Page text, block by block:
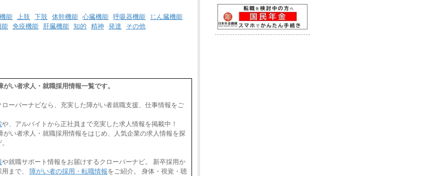
月給223,000円～
・試用期間中も給与変更なし
能 上肢 下肢 体幹機能 心臓機能 呼吸器機能
じん臓機能
能 免疫機能 肝臓機能 知的 精神 発達 その他
い者求人・就職採用情報一覧です。
ローバーナビなら、充実した障がい者就職支援、仕事情報をご
や、アルバイトから正社員まで充実した求人情報を掲載中！
がい者求人・就職採用情報をはじめ、人気企業の求人情報を探
や就職サポート情報をお届けするクローバーナビ。 新卒採用か
まで、 障がい者の採用・転職情報をご紹介。 身体・視覚・聴